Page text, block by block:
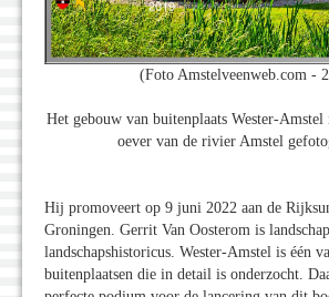
(Foto Amstelveenweb.com -
Het gebouw van buitenplaats Wester-
oever van de rivier Amstel
Hij promoveert op 9 juni 2022 aan de
Groningen. Gerrit Van Oosterom is
landschapshistoricus. Wester-Amstel is één
buitenplaatsen die in detail is onderzocht.